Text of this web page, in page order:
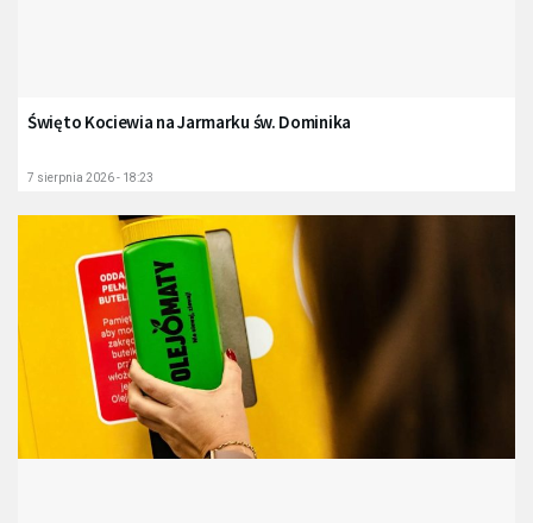
Święto Kociewia na Jarmarku św. Dominika
7 sierpnia 2026 - 18:23